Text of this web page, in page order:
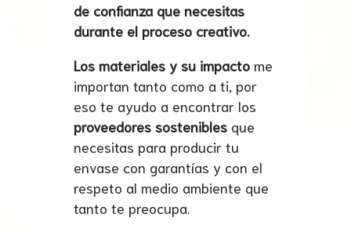
de confianza que necesitas
durante el proceso creativo.
Los materiales y su impacto me
importan tanto como a ti, por
eso te ayudo a encontrar los
proveedores sostenibles que
necesitas para producir tu
envase con garantías y con el
respeto al medio ambiente que
tanto te preocupa.